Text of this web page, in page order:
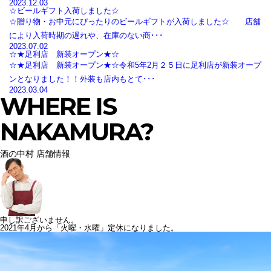
2023.12.03
☆ビールギフト入荷しました☆
☆贈り物・お中元にぴったりのビールギフトが入荷しました☆ 店舗
により入荷時期の遅れや、在庫のない商･･･
2023.07.02
☆★足利店 新装オープン★☆
☆★足利店 新装オープン★☆令和5年2月２５日に足利店が新装オープ
ンとなりました！！外装も店内もとて･･･
2023.03.04
WHERE IS
NAKAMURA?
酒の中村 店舗情報
申し訳ございません。
2021年4月から「火曜・水曜」定休になりました。